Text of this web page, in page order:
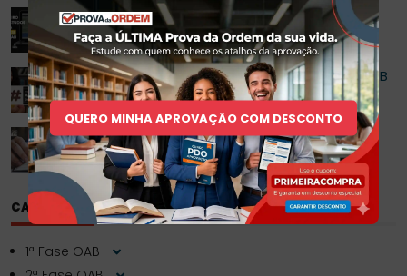
Roteiro de Estudo para 2ª Fase da OAB
Como escolher as Melhores Apostilas para OAB
1ª Fase?
Questões Comentadas da OAB
CATEGORIAS
1ª Fase OAB
QUERO MINHA APROVAÇÃO COM DESCONTO